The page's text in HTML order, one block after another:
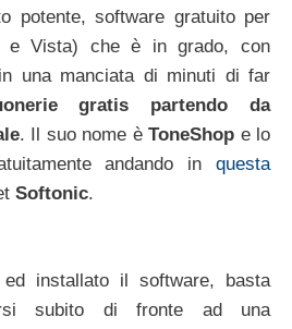
potente, software gratuito per
e Vista) che è in grado, con
una manciata di minuti di far
gratis partendo da
. Il suo nome èToneShop e lo
andando in questa
Softonic.
installato il software, basta
subito di fronte ad una